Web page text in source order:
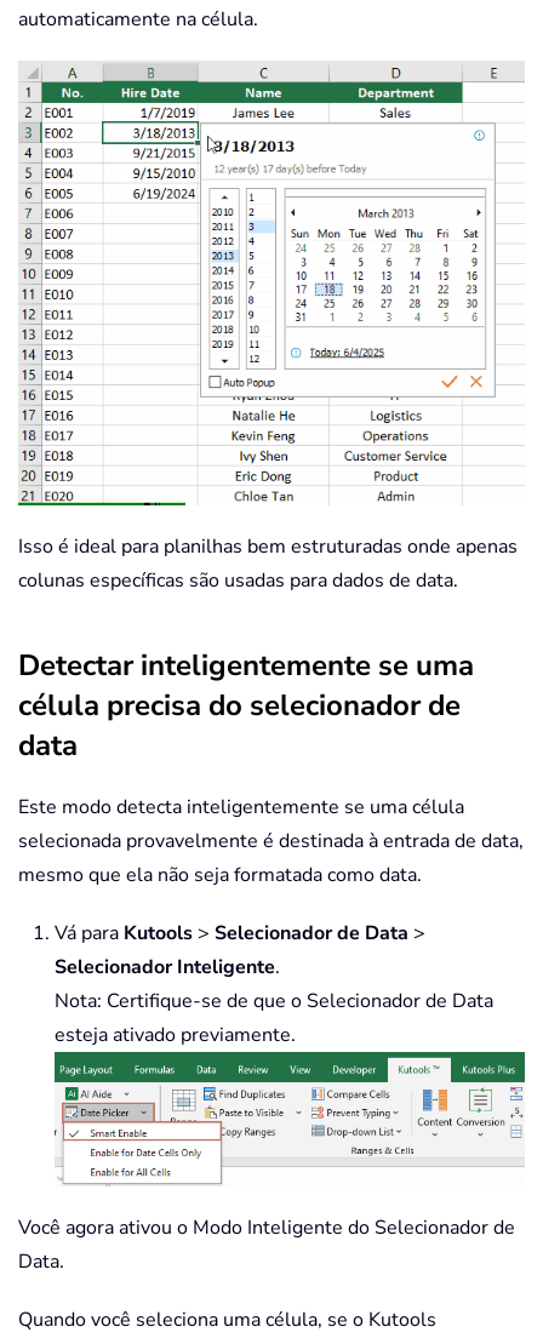
automaticamente na célula.
Isso é ideal para planilhas bem estruturadas onde apenas
colunas específicas são usadas para dados de data.
Detectar inteligentemente se uma
célula precisa do selecionador de
data
Este modo detecta inteligentemente se uma célula
selecionada provavelmente é destinada à entrada de data,
mesmo que ela não seja formatada como data.
Vá para Kutools > Selecionador de Data >
Selecionador Inteligente.
Nota: Certifique-se de que o Selecionador de Data
esteja ativado previamente.
Você agora ativou o Modo Inteligente do Selecionador de
Data.
Quando você seleciona uma célula, se o Kutools